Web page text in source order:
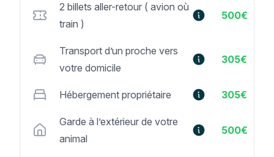
2 billets aller-retour ( avion où
train )
500€
Transport d’un proche vers
votre domicile
305€
Hébergement propriétaire 305€
Garde à l’extérieur de votre
animal
500€